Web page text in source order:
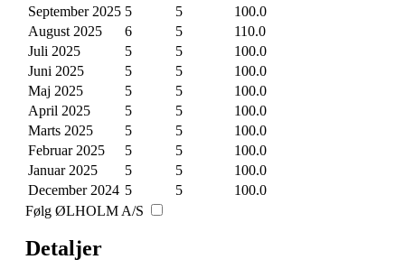
September 2025 5 5
100.0
August 2025
6 5
110.0
Juli 2025
5 5
100.0
Juni 2025
5 5
100.0
Maj 2025
5 5
100.0
April 2025
5 5
100.0
Marts 2025
5 5
100.0
Februar 2025
5 5
100.0
Januar 2025
5 5
100.0
December 2024 5 5
100.0
Følg ØLHOLM A/S
Detaljer